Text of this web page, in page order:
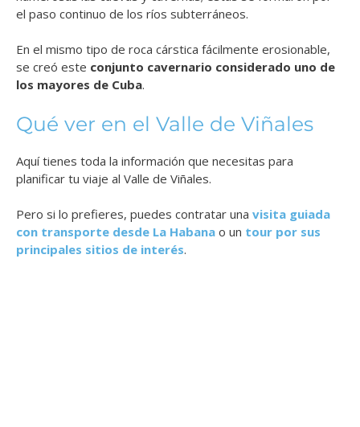
el paso continuo de los ríos subterráneos.
En el mismo tipo de roca cárstica fácilmente erosionable,
se creó este conjunto cavernario considerado uno de
los mayores de Cuba.
Qué ver en el Valle de Viñales
Aquí tienes toda la información que necesitas para
planificar tu viaje al Valle de Viñales.
Pero si lo prefieres, puedes contratar una visita guiada
con transporte desde La Habana o un tour por sus
principales sitios de interés.